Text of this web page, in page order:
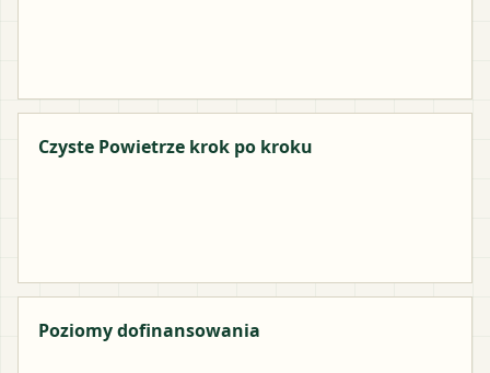
Czyste Powietrze krok po kroku
Poziomy dofinansowania